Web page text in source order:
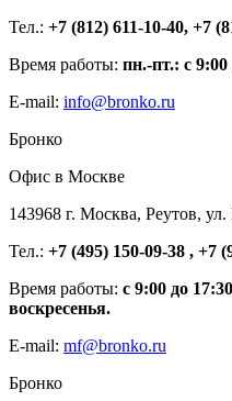
Тел.: +7 (812) 611-10-40, +7
Время работы: пн.-пт.: с 9:00
E-mail: info@bronko.ru
Бронко
Офис в Москве
143968 г. Москва, Реутов,
Тел.: +7 (495) 150-09-38 , +7
Время работы: с 9:00 до
воскресенья.
E-mail: mf@bronko.ru
Бронко